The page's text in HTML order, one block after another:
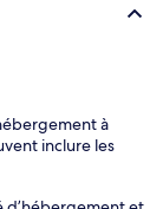
à
inclure les